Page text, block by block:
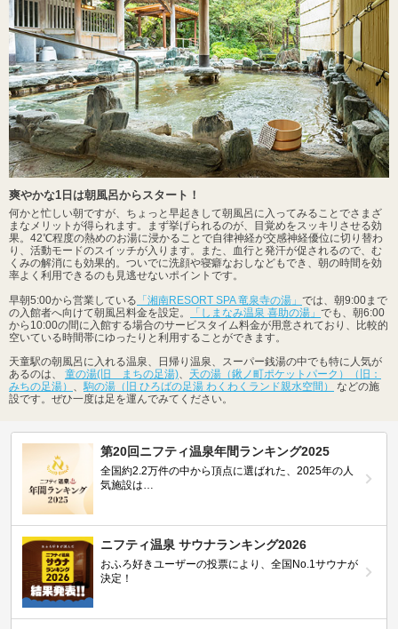
爽やかな1日は朝風呂からスタート！
何かと忙しい朝ですが、ちょっと早起きして朝風呂に入ってみることでさまざ
まなメリットが得られます。まず挙げられるのが、目覚めをスッキリさせる効
果。42℃程度の熱めのお湯に浸かることで自律神経が交感神経優位に切り替わ
り、活動モードのスイッチが入ります。また、血行と発汗が促されるので、む
くみの解消にも効果的。ついでに洗顔や寝癖なおしなどもでき、朝の時間を効
率よく利用できるのも見逃せないポイントです。
早朝5:00から営業している 「湘南RESORT SPA 竜泉寺の湯」 では、朝9:00まで
の入館者へ向けて朝風呂料金を設定。
「しまなみ温泉 喜助の湯」 でも、朝6:00
から10:00の間に入館する場合のサービスタイム料金が用意されており、比較的
空いている時間帯にゆったりと利用することができます。
天童駅の朝風呂に入れる温泉、日帰り温泉、スーパー銭湯の中でも特に人気が
あるのは、 童の湯(旧 まちの足湯)、 天の湯（鍬ノ町ポケットパーク）（旧：
みちの足湯） 、駒の湯（旧 ひろばの足湯 わくわくランド親水空間）
などの施
設です。ぜひ一度は足を運んでみてください。
第20回ニフティ温泉年間ランキング2025
全国約2.2万件の中から頂点に選ばれた、2025年の人
気施設は…
ニフティ温泉 サウナランキング2026
おふろ好きユーザーの投票により、全国No.1サウナが
決定！